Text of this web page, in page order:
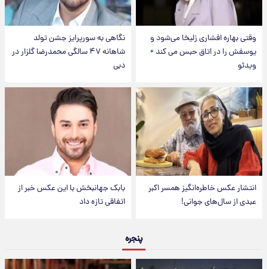
وقتی بهاره افشاری زلیخا می‌شود و
یوسفش را در اتاق حبس می کند +
ویدئو
نگاهی به سورپرایز جشن تولد
شاهانه ۴۷ سالگی محمدرضا گلزار در
دبی
انتشار عکس خاطره‌انگیز همسر اکبر
عبدی از سال‌های جوانی!
بابک جهانبخش با این عکس خبر از
اتفاقی تازه داد
پنجره